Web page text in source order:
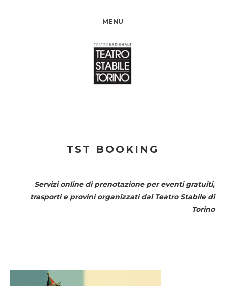
MENU
TST BOOKING
Servizi online di prenotazione per eventi gratuiti,
trasporti e provini organizzati dal Teatro Stabile di
Torino